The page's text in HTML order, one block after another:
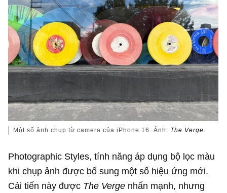
Một số ảnh chụp từ camera của iPhone 16. Ảnh: The Verge.
Photographic Styles, tính năng áp dụng bộ lọc màu
khi chụp ảnh được bổ sung một số hiệu ứng mới.
Cải tiến này được The Verge nhấn mạnh, nhưng